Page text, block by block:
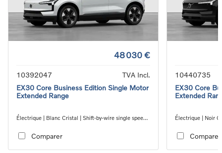
48 030 €
10392047
TVA Incl.
EX30 Core Business Edition Single Motor
Extended Range
Électrique | Blanc Cristal | Shift-by-wire single speed
Comparer
10440735
EX30 Core
Extended
Électrique | Noir
Comparer